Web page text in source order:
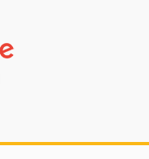
4.7 Stjerne